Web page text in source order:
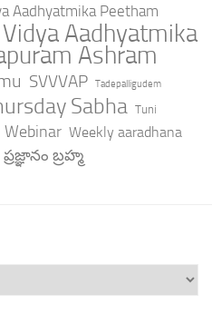
Aadhyatmika Peetham
Aadhyatmika
Ashram
SVVVAP Tadepalligudem
Sabha Tuni
Webinar Weekly aaradhana
ప్రజ్ఞానం బ్రహ్మ